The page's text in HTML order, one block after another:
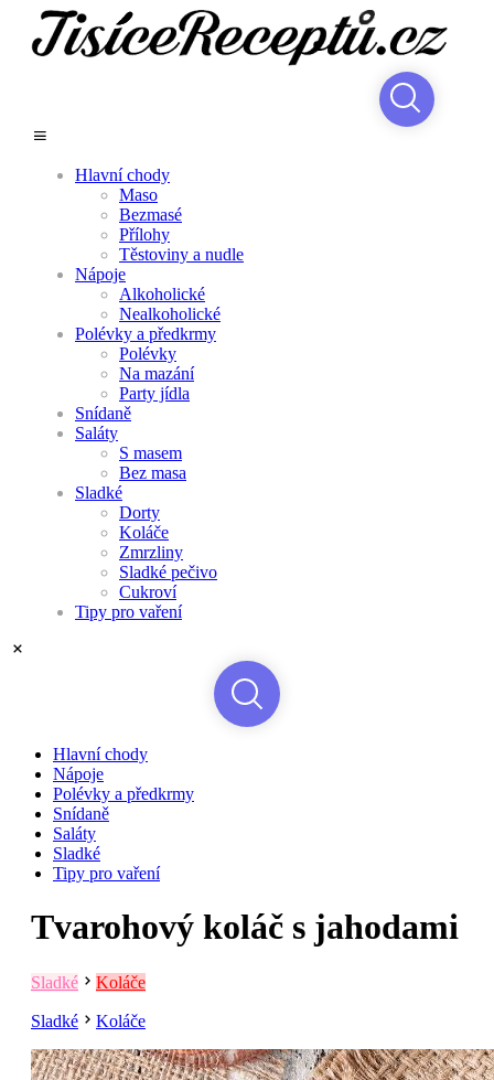
Hlavní chody
Maso
Bezmasé
Přílohy
Těstoviny a nudle
Nápoje
Alkoholické
Nealkoholické
Polévky a předkrmy
Polévky
Na mazání
Party jídla
Snídaně
Saláty
S masem
Bez masa
Sladké
Dorty
Koláče
Zmrzliny
Sladké pečivo
Cukroví
Tipy pro vaření
Hlavní chody
Nápoje
Polévky a předkrmy
Snídaně
Saláty
Sladké
Tipy pro vaření
Tvarohový koláč s jahodami
Sladké Koláče
Sladké Koláče